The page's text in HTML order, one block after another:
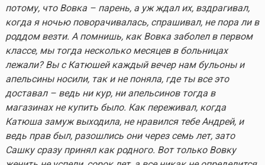
потому, что Вовка – парень, а уж ждал их, вздрагивал,
когда я ночью поворачивалась, спрашивал, не пора ли в
роддом везти. А помнишь, как Вовка заболел в первом
классе, мы тогда несколько месяцев в больницах
лежали? Вы с Катюшей каждый вечер нам бульоны и
апельсины носили, так и не поняла, где ты все это
доставал – ведь ни кур, ни апельсинов тогда в
магазинах не купить было. Как переживал, когда
Катюша замуж выходила, не нравился тебе Андрей, и
ведь прав был, разошлись они через семь лет, зато
Сашку сразу принял как родного. Вот только Вовку